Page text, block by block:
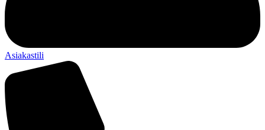
Asiakastili